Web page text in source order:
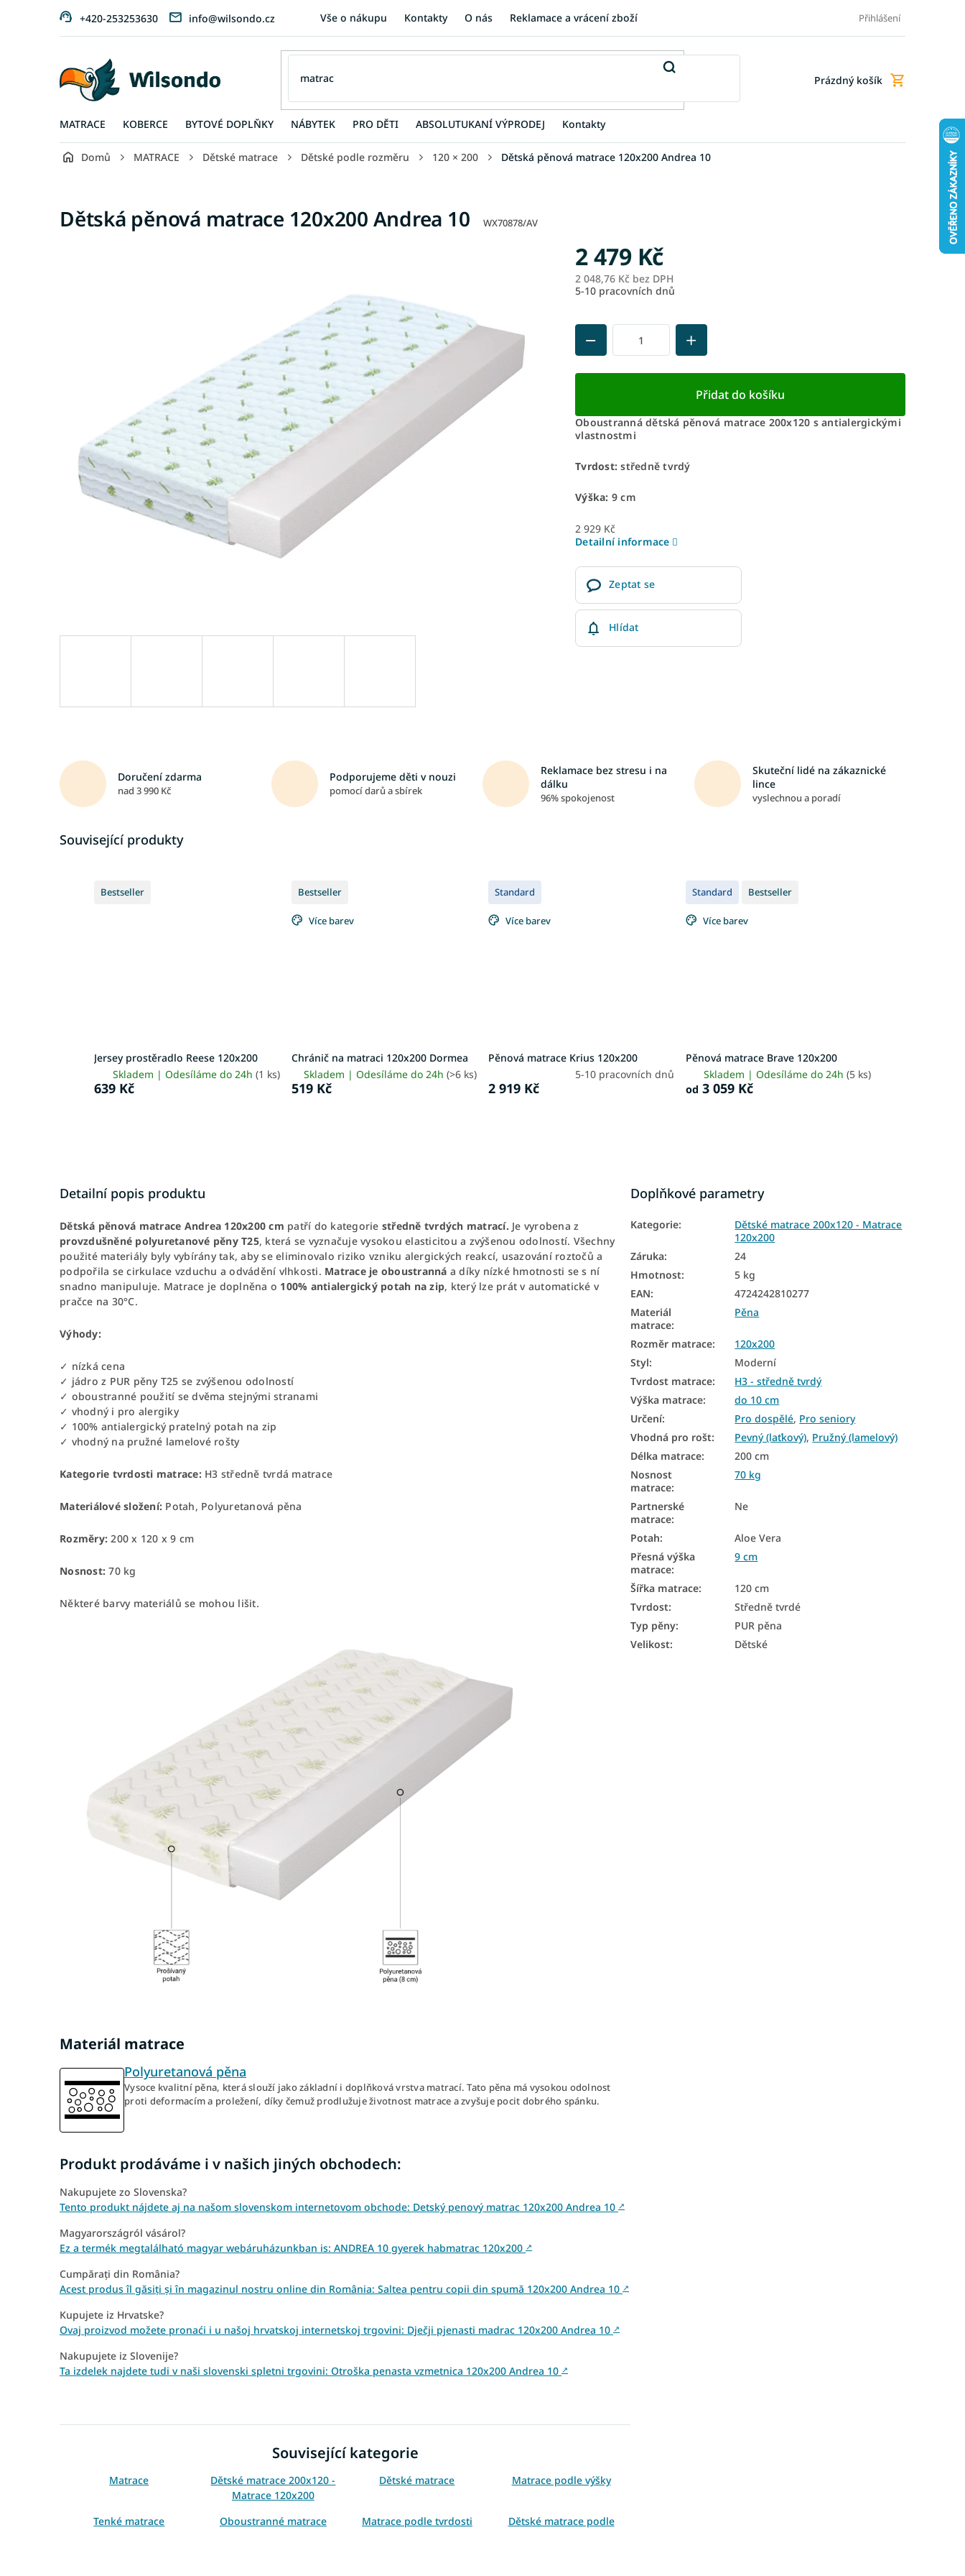
+420-253253630 info@wilsondo.cz Vše o nákupu Kontakty O nás Reklamace a vrácení zboží Obchodní podmínky
Přihlášení
Nákupní
Prázdný košík
MATRACE KOBERCE BYTOVÉ DOPLŇKY NÁBYTEK PRO DĚTI ABSOLUTUKANÍ VÝPRODEJ Kontakty
Domů MATRACE Dětské matrace Dětské podle rozměru 120 × 200 Dětská pěnová matrace 120x200 Andrea 10
Dětská pěnová matrace 120x200 Andrea 10 WX70878/AV
2 479 Kč
2 048,76 Kč bez DPH
5-10 pracovních dnů
Přidat do košíku
Oboustranná dětská pěnová matrace 200x120 s antialergickými
vlastnostmi
Tvrdost: středně tvrdý
Výška: 9 cm
2 929 Kč
Detailní informace
Zeptat se
Hlídat
Doručení zdarma
nad 3 990 Kč
Podporujeme děti v nouzi
pomocí darů a sbírek
Reklamace bez stresu i na
dálku
96% spokojenost
Skuteční lidé na zákaznické
lince
vyslechnou a poradí
Související produkty
Bestseller
Jersey prostěradlo Reese 120x200
Skladem | Odesíláme do 24h (1 ks)
639 Kč
Bestseller
Více barev
Chránič na matraci 120x200 Dormea
Skladem | Odesíláme do 24h (>6 ks)
519 Kč
Standard
Více barev
Pěnová matrace Krius 120x200
5-10 pracovních dnů
2 919 Kč
Standard Bestseller
Více barev
Pěnová matrace Brave 120x200
Skladem | Odesíláme do 24h (5 ks)
od 3 059 Kč
Detailní popis produktu
Dětská pěnová matrace Andrea 120x200 cm patří do kategorie středně tvrdých matrací. Je vyrobena z
provzdušněné polyuretanové pěny T25, která se vyznačuje vysokou elasticitou a zvýšenou odolností. Všechny
použité materiály byly vybírány tak, aby se eliminovalo riziko vzniku alergických reakcí, usazování roztočů a
podpořila se cirkulace vzduchu a odvádění vlhkosti. Matrace je oboustranná a díky nízké hmotnosti se s ní
snadno manipuluje. Matrace je doplněna o 100% antialergický potah na zip, který lze prát v automatické v
pračce na 30°C.
Výhody:
✓ nízká cena
✓ jádro z PUR pěny T25 se zvýšenou odolností
✓ oboustranné použití se dvěma stejnými stranami
✓ vhodný i pro alergiky
✓ 100% antialergický pratelný potah na zip
✓ vhodný na pružné lamelové rošty
Kategorie tvrdosti matrace: H3 středně tvrdá matrace
Materiálové složení: Potah, Polyuretanová pěna
Rozměry: 200 x 120 x 9 cm
Nosnost: 70 kg
Některé barvy materiálů se mohou lišit.
Materiál matrace
Polyuretanová pěna
Vysoce kvalitní pěna, která slouží jako základní i doplňková vrstva matrací. Tato pěna má vysokou odolnost
proti deformacím a proležení, díky čemuž prodlužuje životnost matrace a zvyšuje pocit dobrého spánku.
Produkt prodáváme i v našich jiných obchodech:
Nakupujete zo Slovenska?
Tento produkt nájdete aj na našom slovenskom internetovom obchode: Detský penový matrac 120x200 Andrea 10 ↗
Magyarországról vásárol?
Ez a termék megtalálható magyar webáruházunkban is: ANDREA 10 gyerek habmatrac 120x200 ↗
Cumpărați din România?
Acest produs îl găsiți și în magazinul nostru online din România: Saltea pentru copii din spumă 120x200 Andrea 10 ↗
Kupujete iz Hrvatske?
Ovaj proizvod možete pronaći i u našoj hrvatskoj internetskoj trgovini: Dječji pjenasti madrac 120x200 Andrea 10 ↗
Nakupujete iz Slovenije?
Ta izdelek najdete tudi v naši slovenski spletni trgovini: Otroška penasta vzmetnica 120x200 Andrea 10 ↗
Související kategorie
Matrace
Dětské matrace 200x120 -
Matrace 120x200
Dětské matrace Matrace podle výšky
Tenké matrace Oboustranné matrace Matrace podle tvrdosti
Dětské matrace podle
Doplňkové parametry
Kategorie:
Dětské matrace 200x120 - Matrace
120x200
Záruka:
24
Hmotnost:
5 kg
EAN:
4724242810277
Materiál
matrace:
Pěna
Rozměr matrace:
120x200
Styl:
Moderní
Tvrdost matrace:
H3 - středně tvrdý
Výška matrace:
do 10 cm
Určení: Pro dospělé, Pro seniory
Vhodná pro rošt: Pevný (laťkový), Pružný (lamelový)
Délka matrace:
200 cm
Nosnost
matrace:
70 kg
Partnerské
matrace:
Ne
Potah:
Aloe Vera
Přesná výška
matrace:
9 cm
Šířka matrace:
120 cm
Tvrdost:
Středně tvrdé
Typ pěny:
PUR pěna
Velikost: Dětské